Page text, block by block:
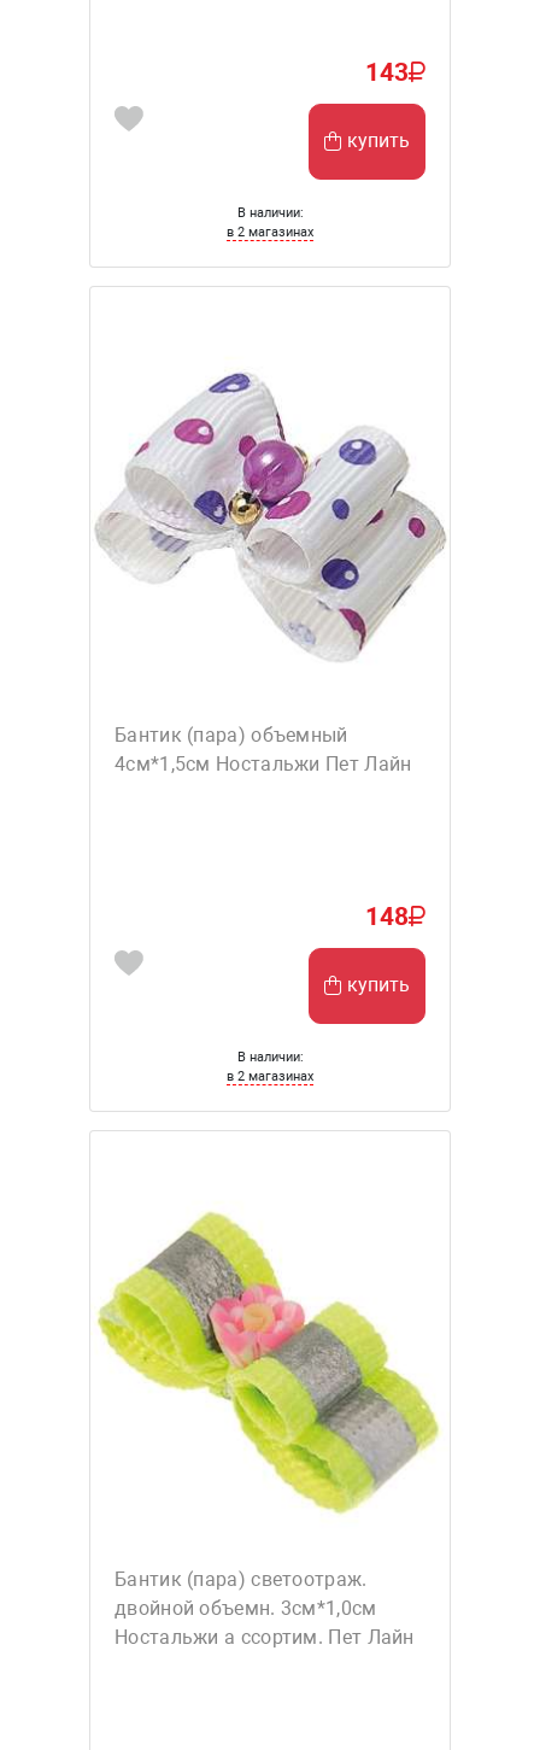
143
купить
В наличии:
в 2 магазинах
Бантик (пара) объемный
4см*1,5см Ностальжи Пет Лайн
148
купить
В наличии:
в 2 магазинах
Бантик (пара) светоотраж.
двойной объемн. 3см*1,0см
Ностальжи а ссортим. Пет Лайн